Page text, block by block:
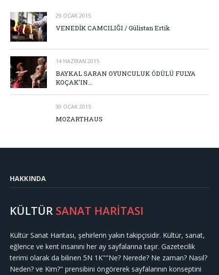
29 OCAK 2015
VENEDİK CAMCILIĞI / Gülistan Ertik
14 HAZIRAN 2015
BAYKAL SARAN OYUNCULUK ÖDÜLÜ FULYA
KOÇAK’IN…
30 OCAK 2015
MOZARTHAUS
HAKKINDA
KÜLTÜR SANAT HARİTASI
Kültür Sanat Haritası, şehirlerin yakın takipçisidir. Kültür, sanat,
eğlence ve kent insanını her ay sayfalarına taşır. Gazetecilik
terimi olarak da bilinen 5N 1K""Ne? Nerede? Ne zaman? Nasıl?
Neden? ve Kim?" prensibini öngörerek sayfalarının konseptini